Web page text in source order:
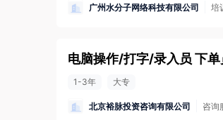
广州水分子网络科技有限公司 培
电脑操作/打字/录入员 下单
1-3年 大专
北京裕脉投资咨询有限公司 咨询